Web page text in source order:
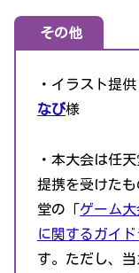
その他
・イラスト提供
なび様
・本大会は任
提携を受けた
堂の「ゲーム
に関するガイ
す。ただし、